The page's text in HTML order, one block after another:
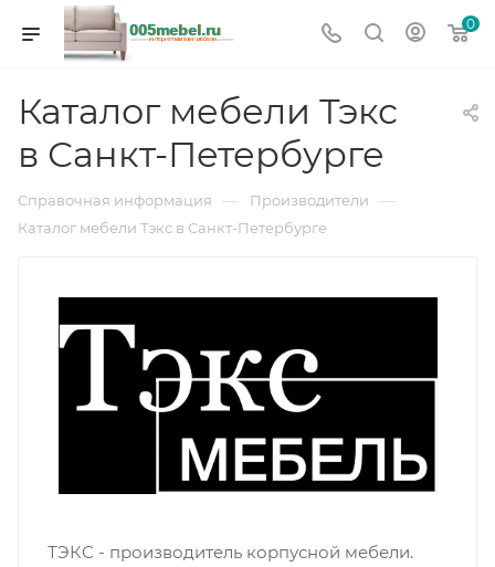
0
Каталог мебели Тэкс
в Санкт-Петербурге
Справочная информация — Производители —
Каталог мебели Тэкс в Санкт-Петербурге
ТЭКС - производитель корпусной мебели.